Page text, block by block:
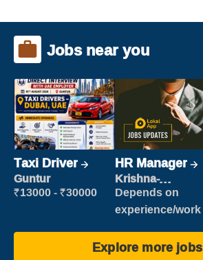
Jobs near you
Taxi Driver
Guntur
₹13000 - ₹30000
HR Manager
Krishna-
vijayawada
Depends on
experience/work
Explore more jobs